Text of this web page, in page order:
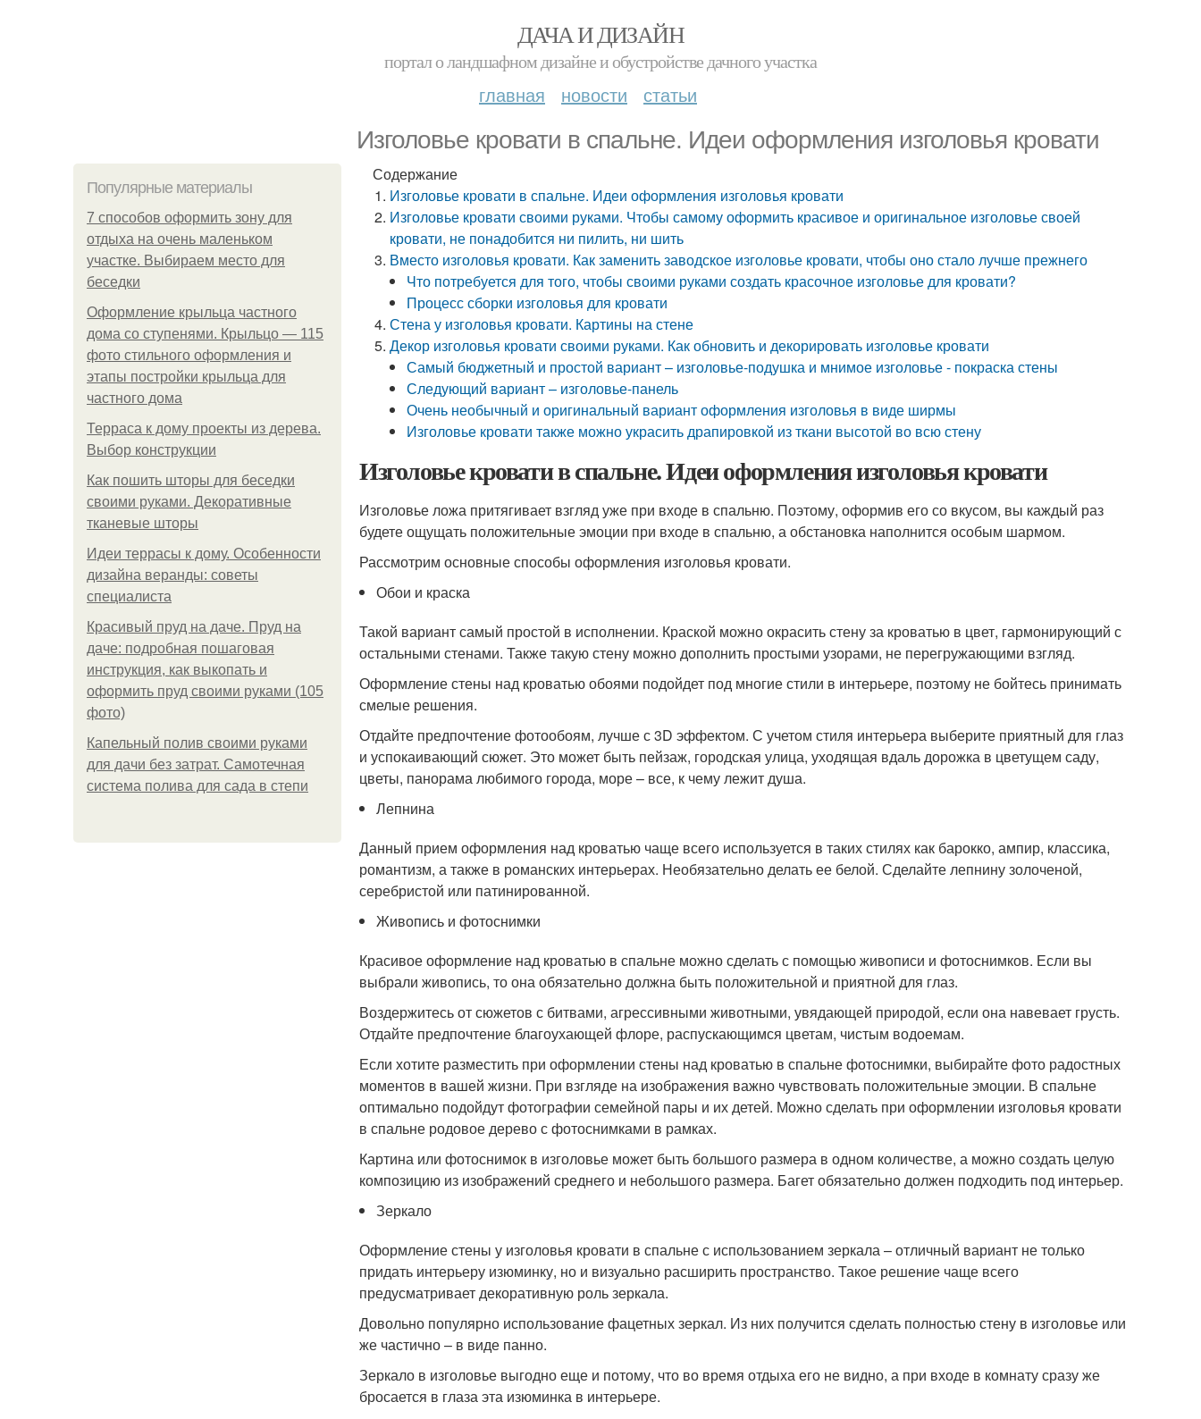
ДАЧА И ДИЗАЙН
портал о ландшафном дизайне и обустройстве дачного участка
главная новости статьи
Изголовье кровати в спальне. Идеи оформления изголовья кровати
Популярные материалы
7 способов оформить зону для
отдыха на очень маленьком
участке. Выбираем место для
беседки
Оформление крыльца частного
дома со ступенями. Крыльцо — 115
фото стильного оформления и
этапы постройки крыльца для
частного дома
Терраса к дому проекты из дерева.
Выбор конструкции
Как пошить шторы для беседки
своими руками. Декоративные
тканевые шторы
Идеи террасы к дому. Особенности
дизайна веранды: советы
специалиста
Красивый пруд на даче. Пруд на
даче: подробная пошаговая
инструкция, как выкопать и
оформить пруд своими руками (105
фото)
Капельный полив своими руками
для дачи без затрат. Самотечная
система полива для сада в степи
Содержание
Изголовье кровати в спальне. Идеи оформления изголовья кровати
Изголовье кровати своими руками. Чтобы самому оформить красивое и оригинальное изголовье своей
кровати, не понадобится ни пилить, ни шить
Вместо изголовья кровати. Как заменить заводское изголовье кровати, чтобы оно стало лучше прежнего
Что потребуется для того, чтобы своими руками создать красочное изголовье для кровати?
Процесс сборки изголовья для кровати
Стена у изголовья кровати. Картины на стене
Декор изголовья кровати своими руками. Как обновить и декорировать изголовье кровати
Самый бюджетный и простой вариант – изголовье-подушка и мнимое изголовье - покраска стены
Следующий вариант – изголовье-панель
Очень необычный и оригинальный вариант оформления изголовья в виде ширмы
Изголовье кровати также можно украсить драпировкой из ткани высотой во всю стену
Изголовье кровати в спальне. Идеи оформления изголовья кровати
Изголовье ложа притягивает взгляд уже при входе в спальню. Поэтому, оформив его со вкусом, вы каждый раз
будете ощущать положительные эмоции при входе в спальню, а обстановка наполнится особым шармом.
Рассмотрим основные способы оформления изголовья кровати.
Обои и краска
Такой вариант самый простой в исполнении. Краской можно окрасить стену за кроватью в цвет, гармонирующий с
остальными стенами. Также такую стену можно дополнить простыми узорами, не перегружающими взгляд.
Оформление стены над кроватью обоями подойдет под многие стили в интерьере, поэтому не бойтесь принимать
смелые решения.
Отдайте предпочтение фотообоям, лучше с 3D эффектом. С учетом стиля интерьера выберите приятный для глаз
и успокаивающий сюжет. Это может быть пейзаж, городская улица, уходящая вдаль дорожка в цветущем саду,
цветы, панорама любимого города, море – все, к чему лежит душа.
Лепнина
Данный прием оформления над кроватью чаще всего используется в таких стилях как барокко, ампир, классика,
романтизм, а также в романских интерьерах. Необязательно делать ее белой. Сделайте лепнину золоченой,
серебристой или патинированной.
Живопись и фотоснимки
Красивое оформление над кроватью в спальне можно сделать с помощью живописи и фотоснимков. Если вы
выбрали живопись, то она обязательно должна быть положительной и приятной для глаз.
Воздержитесь от сюжетов с битвами, агрессивными животными, увядающей природой, если она навевает грусть.
Отдайте предпочтение благоухающей флоре, распускающимся цветам, чистым водоемам.
Если хотите разместить при оформлении стены над кроватью в спальне фотоснимки, выбирайте фото радостных
моментов в вашей жизни. При взгляде на изображения важно чувствовать положительные эмоции. В спальне
оптимально подойдут фотографии семейной пары и их детей. Можно сделать при оформлении изголовья кровати
в спальне родовое дерево с фотоснимками в рамках.
Картина или фотоснимок в изголовье может быть большого размера в одном количестве, а можно создать целую
композицию из изображений среднего и небольшого размера. Багет обязательно должен подходить под интерьер.
Зеркало
Оформление стены у изголовья кровати в спальне с использованием зеркала – отличный вариант не только
придать интерьеру изюминку, но и визуально расширить пространство. Такое решение чаще всего
предусматривает декоративную роль зеркала.
Довольно популярно использование фацетных зеркал. Из них получится сделать полностью стену в изголовье или
же частично – в виде панно.
Зеркало в изголовье выгодно еще и потому, что во время отдыха его не видно, а при входе в комнату сразу же
бросается в глаза эта изюминка в интерьере.